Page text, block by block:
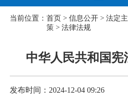
当前位置： 首页 > 信息公开 > 法定
策 > 法律法规
中华人民共和国宪
发布时间：2024-12-04 09:26